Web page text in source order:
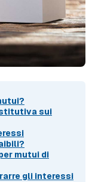
sui
mutui di
gli interessi